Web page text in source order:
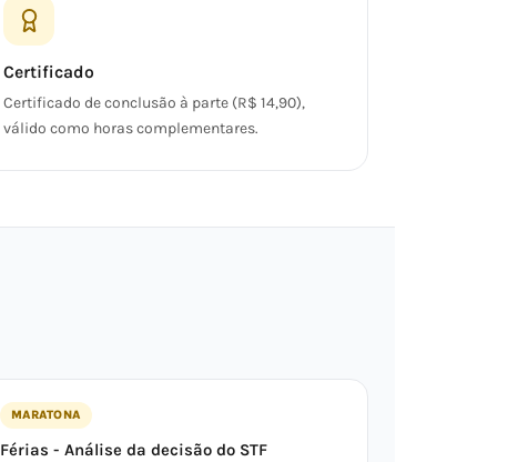
Certificado
Certificado de conclusão à parte (R$ 14,90),
válido como horas complementares.
MARATONA
Férias - Análise da decisão do STF